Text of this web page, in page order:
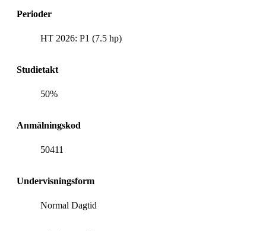
Perioder
HT 2026: P1 (7.5 hp)
Studietakt
50%
Anmälningskod
50411
Undervisningsform
Normal Dagtid